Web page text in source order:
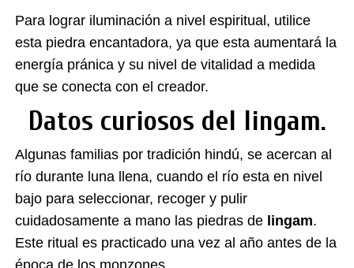
Para lograr iluminación a nivel espiritual, utilice
esta piedra encantadora, ya que esta aumentará la
energía pránica y su nivel de vitalidad a medida
que se conecta con el creador.
Datos curiosos del lingam.
Algunas familias por tradición hindú, se acercan al
río durante luna llena, cuando el río esta en nivel
bajo para seleccionar, recoger y pulir
cuidadosamente a mano las piedras de lingam.
Este ritual es practicado una vez al año antes de la